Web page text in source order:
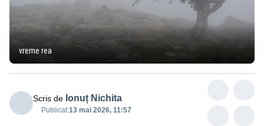
vreme rea
Scris de Ionuț Nichita
Publicat:13 mai 2026, 11:57